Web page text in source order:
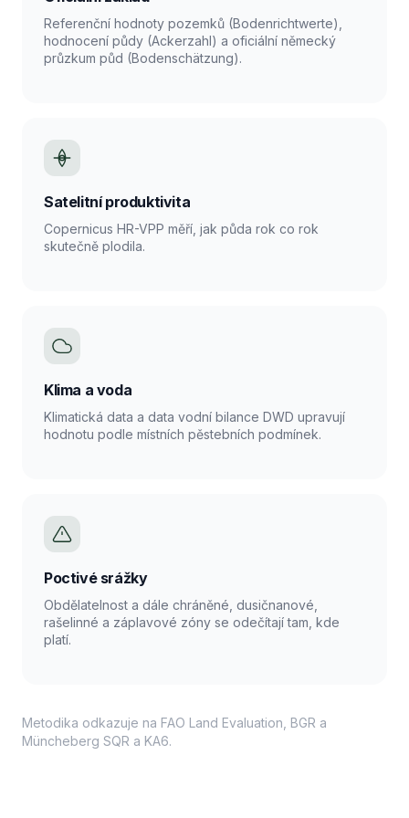
Referenční hodnoty pozemků (Bodenrichtwerte),
hodnocení půdy (Ackerzahl) a oficiální německý
průzkum půd (Bodenschätzung).
Satelitní produktivita
Copernicus HR-VPP měří, jak půda rok co rok
skutečně plodila.
Klima a voda
Klimatická data a data vodní bilance DWD upravují
hodnotu podle místních pěstebních podmínek.
Poctivé srážky
Obdělatelnost a dále chráněné, dusičnanové,
rašelinné a záplavové zóny se odečítají tam, kde
platí.
Metodika odkazuje na FAO Land Evaluation, BGR a
Müncheberg SQR a KA6.